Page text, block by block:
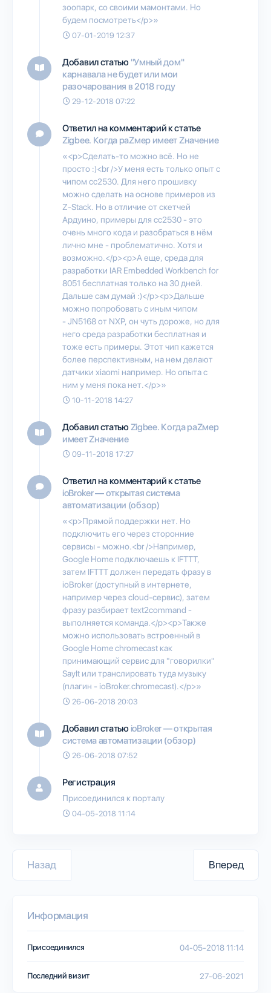
зоопарк, со своими мамонтами. Но
будем посмотреть</p>»
07-01-2019 12:37
Добавил статью "Умный дом"
карнавала не будет или мои
разочарования в 2018 году
29-12-2018 07:22
Ответил на комментарий к статье
Zigbee. Когда раZмер имеет Zначение
«<p>Сделать-то можно всё. Но не
просто :)<br />У меня есть только опыт с
чипом cc2530. Для него прошивку
можно сделать на основе примеров из
Z-Stack. Но в отличие от скетчей
Ардуино, примеры для cc2530 - это
очень много кода и разобраться в нём
лично мне - проблематично. Хотя и
возможно.</p><p>А еще, среда для
разработки IAR Embedded Workbench for
8051 бесплатная только на 30 дней.
Дальше сам думай :)</p><p>Дальше
можно попробовать с иным чипом
- JN5168 от NXP, он чуть дороже, но для
него среда разработки бесплатная и
тоже есть примеры. Этот чип кажется
более перспективным, на нем делают
датчики xiaomi например. Но опыта с
ним у меня пока нет.</p>»
10-11-2018 14:27
Добавил статью Zigbee. Когда раZмер
имеет Zначение
09-11-2018 17:27
Ответил на комментарий к статье
ioBroker — открытая система
автоматизации (обзор)
«<p>Прямой поддержки нет. Но
подключить его через сторонние
сервисы - можно.<br />Например,
Google Home подключаешь к IFTTT,
затем IFTTT должен передать фразу в
ioBroker (доступный в интернете,
например через cloud-сервис), затем
фразу разбирает text2command -
выполняется команда.</p><p>Также
можно использовать встроенный в
Google Home chromecast как
принимающий сервис для "говорилки"
SayIt или транслировать туда музыку
(плагин - ioBroker.chromecast).</p>»
26-06-2018 20:03
Добавил статью ioBroker — открытая
система автоматизации (обзор)
26-06-2018 07:52
Регистрация
Присоединился к порталу
04-05-2018 11:14
Назад Вперед
Информация
Присоединился 04-05-2018 11:14
Последний визит 27-06-2021